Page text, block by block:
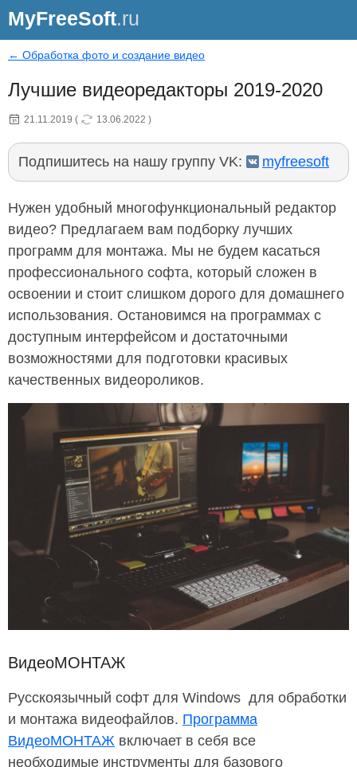
MyFreeSoft.ru
← Обработка фото и создание видео
Лучшие видеоредакторы 2019-2020
21.11.2019 ( 13.06.2022 )
Подпишитесь на нашу группу VK: myfreesoft
Нужен удобный многофункциональный редактор
видео? Предлагаем вам подборку лучших
программ для монтажа. Мы не будем касаться
профессионального софта, который сложен в
освоении и стоит слишком дорого для домашнего
использования. Остановимся на программах с
доступным интерфейсом и достаточными
возможностями для подготовки красивых
качественных видеороликов.
ВидеоМОНТАЖ
Русскоязычный софт для Windows для обработки
и монтажа видеофайлов. Программа
ВидеоМОНТАЖ включает в себя все
необходимые инструменты для базового